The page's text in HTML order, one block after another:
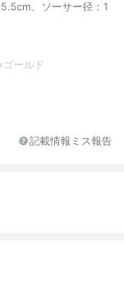
、ソーサー径：1
ールド
記載情報ミス報告